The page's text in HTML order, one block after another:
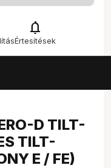
notifications
Értesítések
D TILT-
TILT-
E / FE)